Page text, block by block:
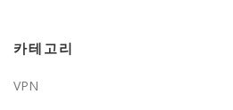
카테고리
VPN